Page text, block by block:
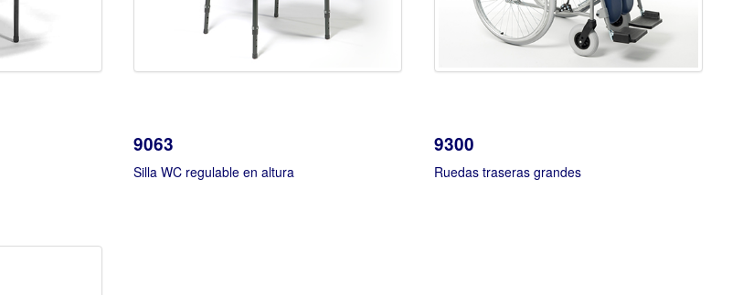
9063
Silla WC regulable en altura
9300
Ruedas traseras grandes